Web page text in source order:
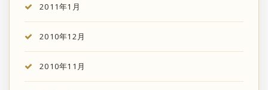
2011年1月
2010年12月
2010年11月